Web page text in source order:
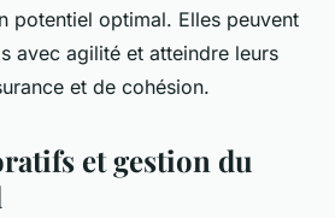
potentiel optimal. Elles peuvent
avec agilité et atteindre leurs
et de cohésion.
et gestion du